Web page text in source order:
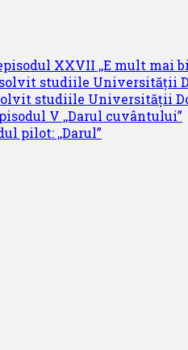
XXVII ,,E mult mai
studiile Universității
studiile Universității
V ,,Darul cuvântului”
pilot: ,,Darul”